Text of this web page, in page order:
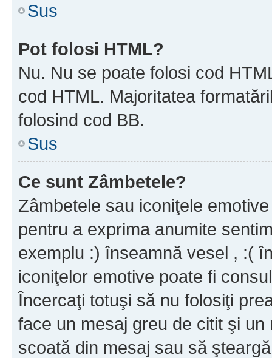
Sus
Pot folosi HTML?
Nu. Nu se poate folosi cod
cod HTML. Majoritatea
folosind cod BB.
Sus
Ce sunt Zâmbetele?
Zâmbetele sau iconiţele
pentru a exprima anumite
exemplu :) înseamnă vesel , :(
iconiţelor emotive poate fi
Încercaţi totuşi să nu folosiţi
face un mesaj greu de citit şi
scoată din mesaj sau să